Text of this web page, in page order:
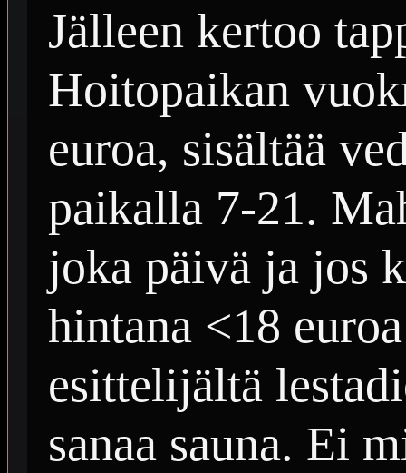
Jälleen kertoo
Hoitopaikan
euroa, sisältää
paikalla 7-21.
joka päivä ja jos
hintana <18
esittelijältä
sanaa sauna. Ei